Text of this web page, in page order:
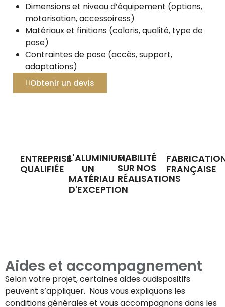
Dimensions et niveau d’équipement (options,
motorisation, accessoiress)
Matériaux et finitions (coloris, qualité, type de
pose)
Contraintes de pose (accès, support,
adaptations)
Obtenir un devis
ENTREPRISE
QUALIFIÉE
L'ALUMINIUM,
UN
MATÉRIAU
D'EXCEPTION
FIABILITÉ
SUR NOS
RÉALISATIONS
FRANÇAISE
Aides et accompagnement
Selon votre projet, certaines aides oudispositifs
peuvent s’appliquer. Nous vous expliquons les
conditions générales et vous accompagnons dans les